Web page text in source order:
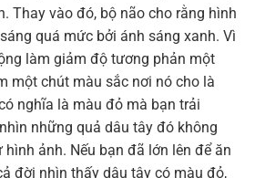
Thay vào đó, bộ não cho rằng hình
quá mức bởi ánh sáng xanh. Vì
làm giảm độ tương phản một
một chút màu sắc nơi nó cho là
nghĩa là màu đỏ mà bạn trải
những quả dâu tây đó không
ảnh. Nếu bạn đã lớn lên để ăn
đời nhìn thấy dâu tây có màu đỏ,